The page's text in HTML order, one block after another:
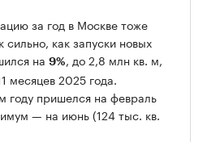
за год в Москве тоже
сильно, как запуски новых
на 9%, до 2,8 млн кв. м,
месяцев 2025 года.
году пришелся на февраль
— на июнь (124 тыс. кв.